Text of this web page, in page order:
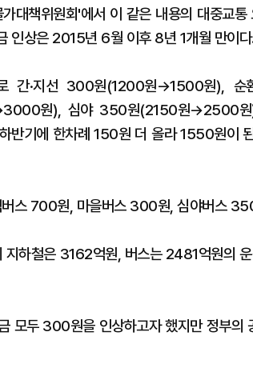
대책위원회'에서 이 같은 내용의 대중교통
인상은 2015년 6월 이후 8년 1개월 만이
간·지선 300원(1200원→1500원), 순
원), 심야 350원(2150원→2500
반기에 한차례 150원 더 올라 1550원이
스 700원, 마을버스 300원, 심야버스
하철은 3162억원, 버스는 2481억원의
모두 300원을 인상하고자 했지만 정부의